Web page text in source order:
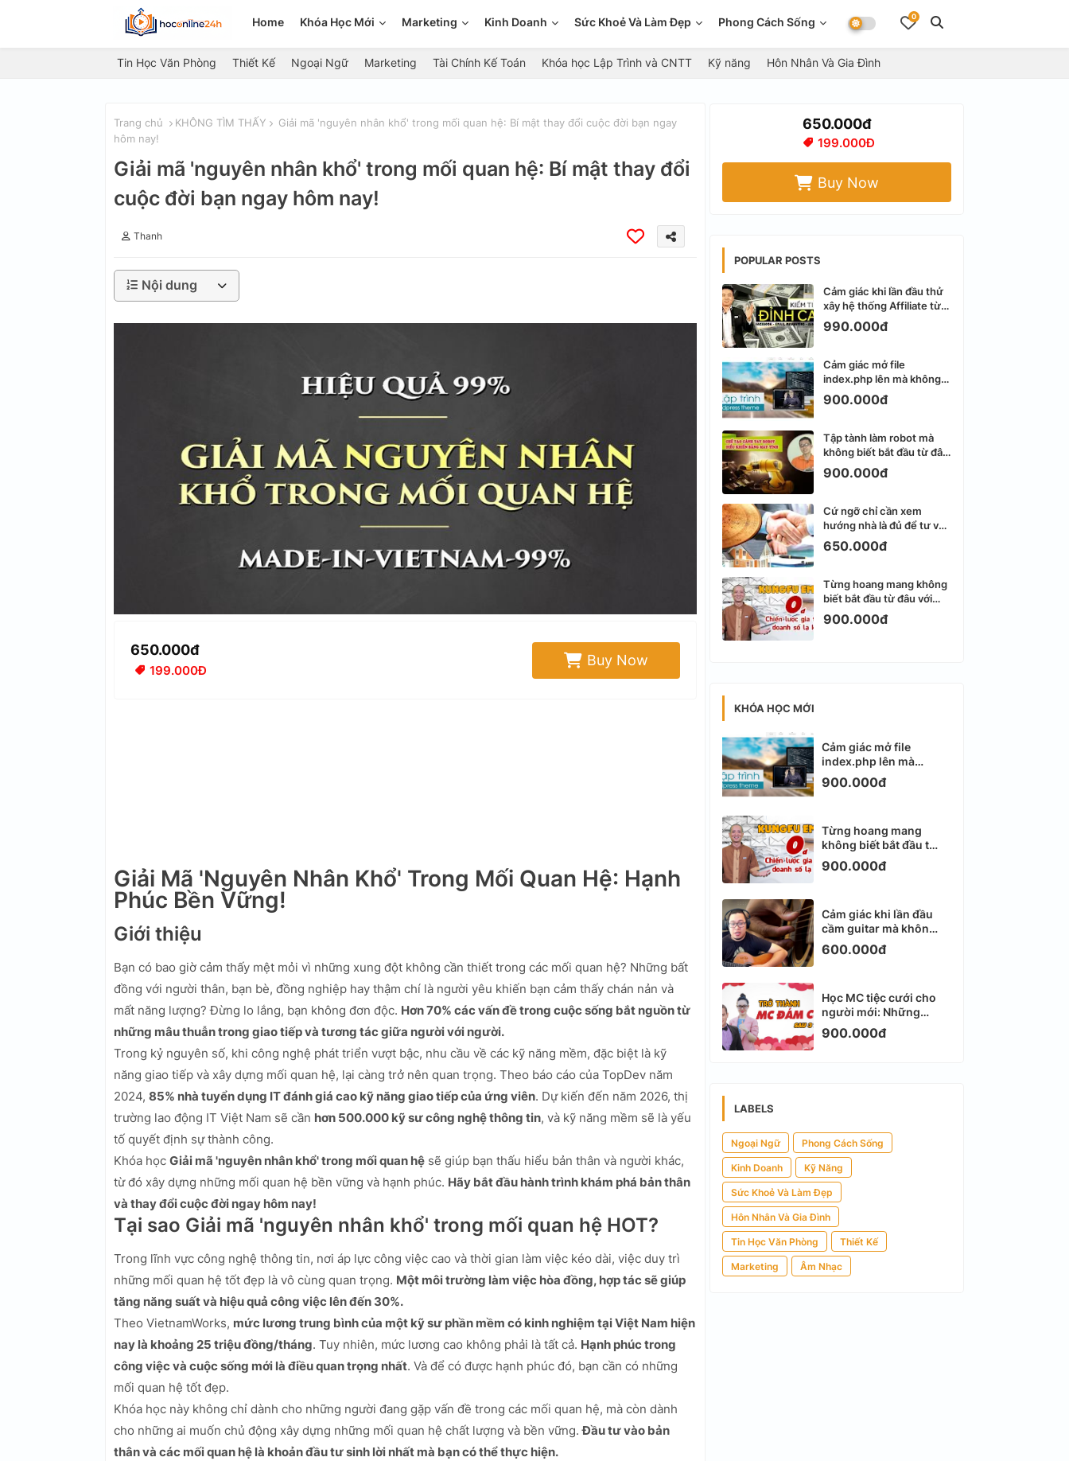
Home Khóa Học Mới Marketing Kinh Doanh Sức Khoẻ Và Làm Đẹp Phong Cách Sống 0
Tin Học Văn Phòng Thiết Kế Ngoại Ngữ Marketing Tài Chính Kế Toán Khóa học Lập Trình và CNTT Kỹ năng Hôn Nhân Và Gia Đình
Trang chủ KHÔNG TÌM THẤY
Giải mã 'nguyên nhân khổ' trong mối quan hệ: Bí mật thay đổi cuộc đời bạn ngay
hôm nay!
Giải mã 'nguyên nhân khổ' trong mối quan hệ: Bí mật thay đổi
cuộc đời bạn ngay hôm nay!
Thanh
Nội dung
650.000đ
199.000Đ
Buy Now
Giải Mã 'Nguyên Nhân Khổ' Trong Mối Quan Hệ: Hạnh
Phúc Bền Vững!
Giới thiệu
Bạn có bao giờ cảm thấy mệt mỏi vì những xung đột không cần thiết trong các mối quan hệ? Những bất
đồng với người thân, bạn bè, đồng nghiệp hay thậm chí là người yêu khiến bạn cảm thấy chán nản và
mất năng lượng? Đừng lo lắng, bạn không đơn độc. Hơn 70% các vấn đề trong cuộc sống bắt nguồn từ
những mâu thuẫn trong giao tiếp và tương tác giữa người với người.
Trong kỷ nguyên số, khi công nghệ phát triển vượt bậc, nhu cầu về các kỹ năng mềm, đặc biệt là kỹ
năng giao tiếp và xây dựng mối quan hệ, lại càng trở nên quan trọng. Theo báo cáo của TopDev năm
2024, 85% nhà tuyển dụng IT đánh giá cao kỹ năng giao tiếp của ứng viên. Dự kiến đến năm 2026, thị
trường lao động IT Việt Nam sẽ cần hơn 500.000 kỹ sư công nghệ thông tin, và kỹ năng mềm sẽ là yếu
tố quyết định sự thành công.
Khóa học Giải mã 'nguyên nhân khổ' trong mối quan hệ sẽ giúp bạn thấu hiểu bản thân và người khác,
từ đó xây dựng những mối quan hệ bền vững và hạnh phúc. Hãy bắt đầu hành trình khám phá bản thân
và thay đổi cuộc đời ngay hôm nay!
Tại sao Giải mã 'nguyên nhân khổ' trong mối quan hệ HOT?
Trong lĩnh vực công nghệ thông tin, nơi áp lực công việc cao và thời gian làm việc kéo dài, việc duy trì
những mối quan hệ tốt đẹp là vô cùng quan trọng. Một môi trường làm việc hòa đồng, hợp tác sẽ giúp
tăng năng suất và hiệu quả công việc lên đến 30%.
Theo VietnamWorks, mức lương trung bình của một kỹ sư phần mềm có kinh nghiệm tại Việt Nam hiện
nay là khoảng 25 triệu đồng/tháng. Tuy nhiên, mức lương cao không phải là tất cả. Hạnh phúc trong
công việc và cuộc sống mới là điều quan trọng nhất. Và để có được hạnh phúc đó, bạn cần có những
mối quan hệ tốt đẹp.
Khóa học này không chỉ dành cho những người đang gặp vấn đề trong các mối quan hệ, mà còn dành
cho những ai muốn chủ động xây dựng những mối quan hệ chất lượng và bền vững.Đầu tư vào bản
thân và các mối quan hệ là khoản đầu tư sinh lời nhất mà bạn có thể thực hiện.
650.000đ
199.000Đ
Buy Now
POPULAR POSTS
Cảm giác khi lần đầu thử
xây hệ thống Affiliate từ
Facebook cá nhân
990.000đ
Cảm giác mở file
index.php lên mà không
biết viết gì tiếp theo
900.000đ
Tập tành làm robot mà
không biết bắt đầu từ đâu
thì dễ nản thật
900.000đ
Cứ ngỡ chỉ cần xem
hướng nhà là đủ để tư vấn
phong thủy bất động sản
650.000đ
Từng hoang mang không
biết bắt đầu từ đâu với
Email Marketing
900.000đ
KHÓA HỌC MỚI
Cảm giác mở file
index.php lên mà
không biết viết gì tiếp
theo
900.000đ
Từng hoang mang
không biết bắt đầu từ
đâu với Email
Marketing
900.000đ
Cảm giác khi lần đầu
cầm guitar mà không
biết bắt đầu từ đâu
600.000đ
Học MC tiệc cưới cho
người mới: Những
ngày đầu thực sự khá
ngợp
900.000đ
LABELS
Ngoại Ngữ Phong Cách Sống
Kinh Doanh Kỹ Năng
Sức Khoẻ Và Làm Đẹp
Hôn Nhân Và Gia Đình
Tin Học Văn Phòng Thiết Kế
Marketing Âm Nhạc